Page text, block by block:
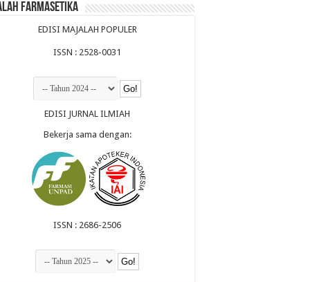
Farmasetika
EDISI MAJALAH POPULER
ISSN : 2528-0031
EDISI JURNAL ILMIAH
Bekerja sama dengan:
ISSN : 2686-2506